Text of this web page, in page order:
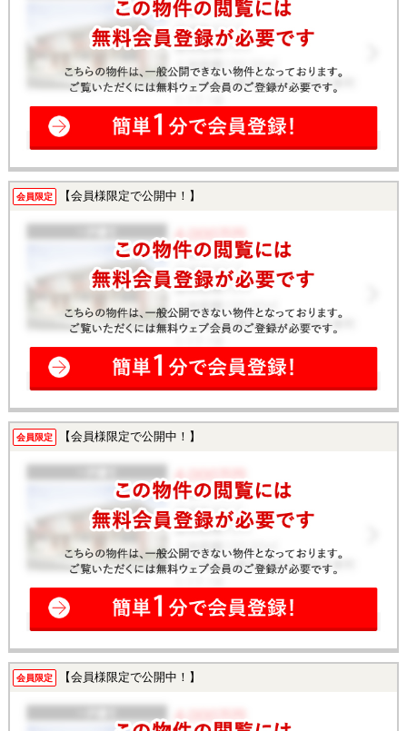
会員限定 【会員様限定で公開中！】
会員限定 【会員様限定で公開中！】
会員限定 【会員様限定で公開中！】